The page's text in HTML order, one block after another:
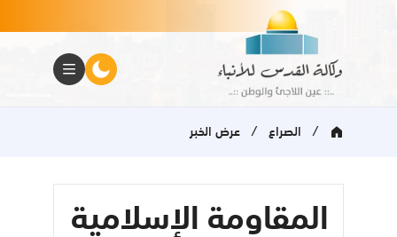
/ الصراع / عرض الخبر
المقاومة الإسلامية